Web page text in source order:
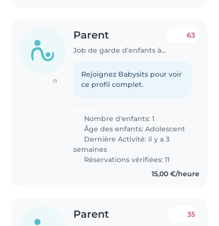
(1)
Parent
Job de garde d'enfants à Pétange
63
Rejoignez Babysits pour voir
ce profil complet.
Nombre d'enfants: 1
Âge des enfants:Adolescent
Dernière Activité: il y a 3
semaines
Réservations vérifiées: 11
15,00 €/heure
Parent 35